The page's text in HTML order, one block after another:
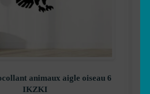
animaux aigle oiseau 6
IKZKI